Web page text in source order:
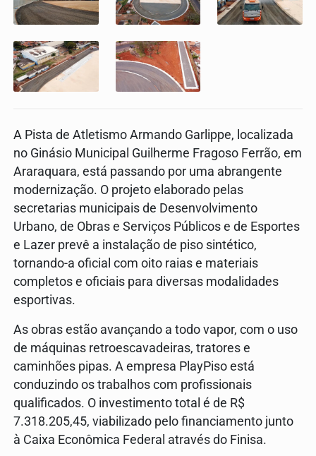
A Pista de Atletismo Armando Garlippe, localizada
no Ginásio Municipal Guilherme Fragoso Ferrão, em
Araraquara, está passando por uma abrangente
modernização. O projeto elaborado pelas
secretarias municipais de Desenvolvimento
Urbano, de Obras e Serviços Públicos e de Esportes
e Lazer prevê a instalação de piso sintético,
tornando-a oficial com oito raias e materiais
completos e oficiais para diversas modalidades
esportivas.
As obras estão avançando a todo vapor, com o uso
de máquinas retroescavadeiras, tratores e
caminhões pipas. A empresa PlayPiso está
conduzindo os trabalhos com profissionais
qualificados. O investimento total é de R$
7.318.205,45, viabilizado pelo financiamento junto
à Caixa Econômica Federal através do Finisa.